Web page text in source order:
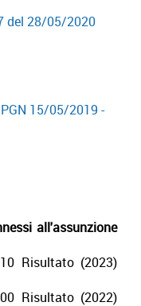
del 28/05/2020
15/05/2019 -
all'assunzione
Risultato (2023)
Risultato (2022)